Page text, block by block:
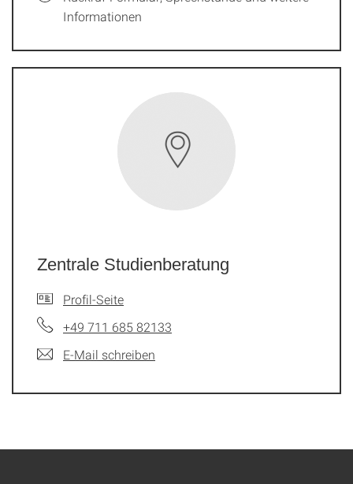
Informationen
Zentrale Studienberatung
Profil-Seite
+49 711 685 82133
E-Mail schreiben